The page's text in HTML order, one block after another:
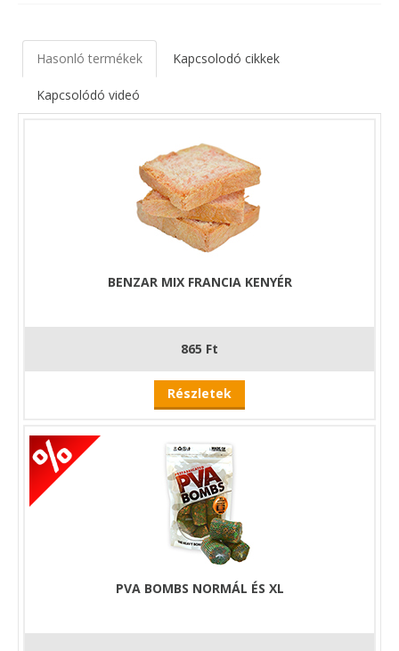
Hasonló termékek Kapcsolodó cikkek
Kapcsolódó videó
BENZAR MIX FRANCIA KENYÉR
865 Ft
Részletek
PVA BOMBS NORMÁL ÉS XL